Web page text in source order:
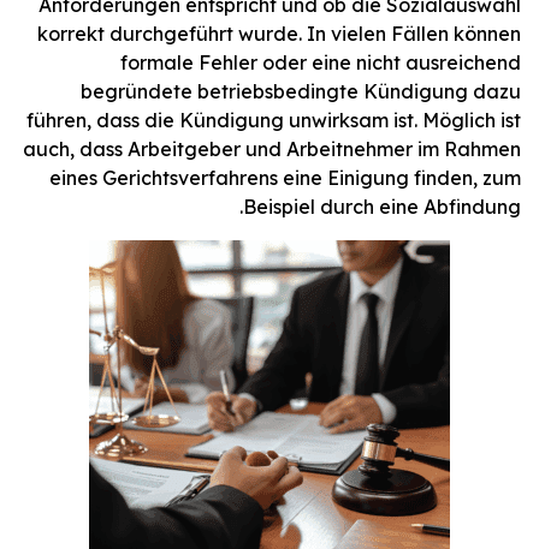
Anforderungen entspricht und ob die Sozialauswahl
korrekt durchgeführt wurde. In vielen Fällen können
formale Fehler oder eine nicht ausreichend
begründete betriebsbedingte Kündigung dazu
führen, dass die Kündigung unwirksam ist. Möglich ist
auch, dass Arbeitgeber und Arbeitnehmer im Rahmen
eines Gerichtsverfahrens eine Einigung finden, zum
Beispiel durch eine Abfindung.